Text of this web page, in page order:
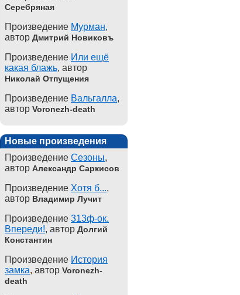
Серебряная
Произведение Мурман,
автор Дмитрий Новиковъ
Произведение Или ещё
какая блажь, автор
Николай Отпущения
Произведение Вальгалла,
автор Voronezh-death
Новые произведения
Произведение Сезоны,
автор Александр Саркисов
Произведение Хотя б...,
автор Владимир Лучит
Произведение 313ф-ок.
Впереди!, автор Долгий
Константин
Произведение История
замка, автор Voronezh-
death